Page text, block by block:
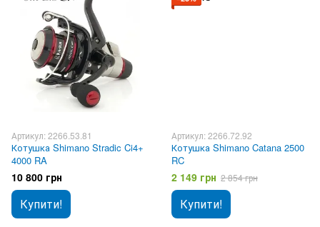
Артикул: 2266.53.81
Котушка Shimano Stradic Ci4+
4000 RA
10 800 грн
Купити!
Артикул: 2266.72.92
Котушка Shimano Catana 2500
RC
2 149 грн 2 854 грн
Купити!